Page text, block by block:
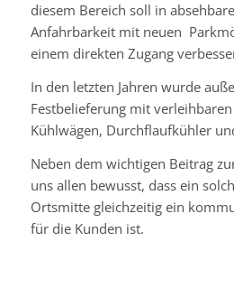
diesem Bereich soll in
Anfahrbarkeit mit neuen
einem direkten Zugang
In den letzten Jahren wurde
Festbelieferung mit
Kühlwägen, Durchflaufkühler
Neben dem wichtigen Beitrag
uns allen bewusst, dass ein
Ortsmitte gleichzeitig ein
für die Kunden ist.